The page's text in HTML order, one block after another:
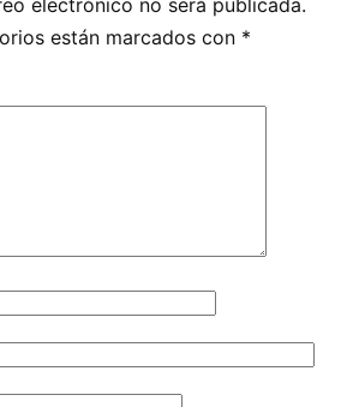
electrónico no será publicada.
están marcados con *